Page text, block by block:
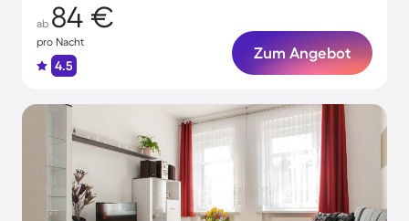
ab 84 €
pro Nacht
4.5
Zum Angebot